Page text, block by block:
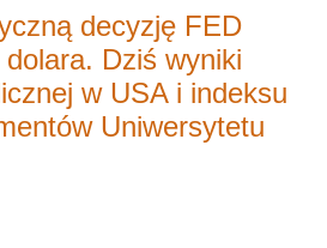
decyzję FED
Dziś wyniki
w USA i indeksu
Uniwersytetu